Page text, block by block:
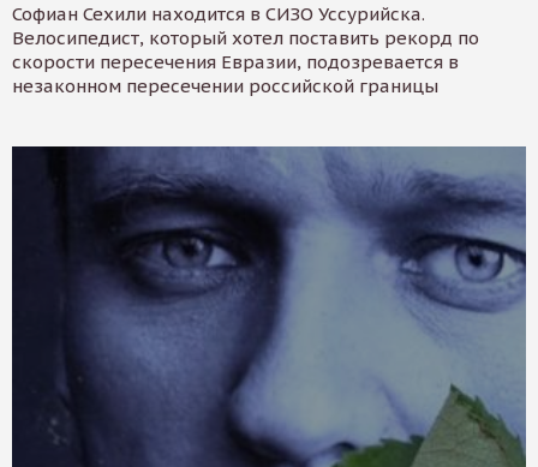
Софиан Сехили находится в СИЗО Уссурийска.
Велосипедист, который хотел поставить рекорд по
скорости пересечения Евразии, подозревается в
незаконном пересечении российской границы